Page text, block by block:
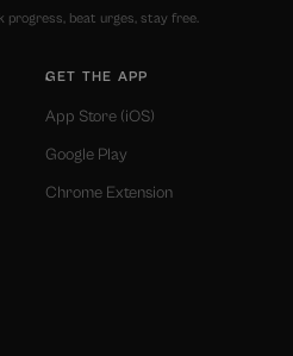
progress, beat urges, stay free.
GET THE APP
App Store (iOS)
Google Play
Chrome Extension